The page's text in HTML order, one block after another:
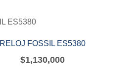
RELOJ FOSSIL ES5380
$1,130,000